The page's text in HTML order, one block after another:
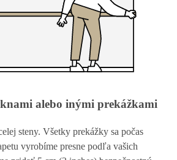
alebo inými prekážkami
steny. Všetky prekážky sa počas
vyrobíme presne podľa vašich